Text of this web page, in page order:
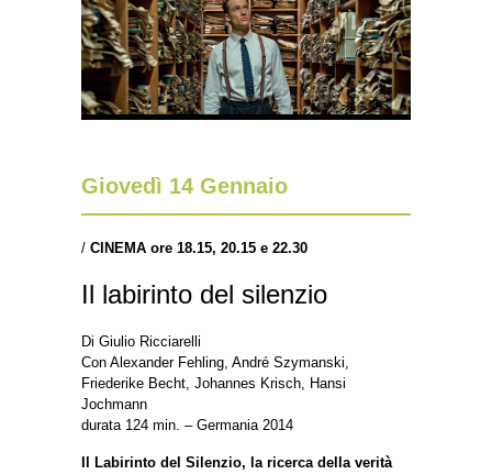
Giovedì 14 Gennaio
/ CINEMA ore 18.15, 20.15 e 22.30
Il labirinto del silenzio
Di Giulio Ricciarelli
Con Alexander Fehling, André Szymanski,
Friederike Becht, Johannes Krisch, Hansi
Jochmann
durata 124 min. – Germania 2014
Il Labirinto del Silenzio, la ricerca della verità